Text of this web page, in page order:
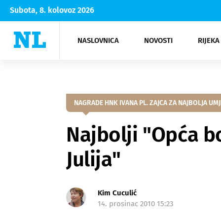
Subota, 8. kolovoz 2026
NASLOVNICA NOVOSTI
Rijeka Opatija
NK
Moda
Kultura
NAGRADE HNK IVANA PL. ZAJCA ZA NAJBOLJA
Najbolji "Opća
Julija"
Kim Cuculić
14. prosinac 2010 15:23